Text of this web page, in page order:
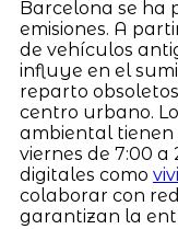
Barcelona se ha
emisiones. A
de vehículos
influye en el
reparto
centro urbano.
ambiental tienen
viernes de 7:00 a
digitales como
colaborar con
garantizan la